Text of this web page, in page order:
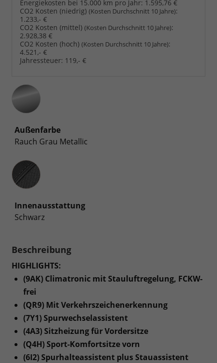
Energiekosten bei 15.000 km pro Jahr: 1.595,76 €
CO2 Kosten (niedrig) (Kosten Durchschnitt 10 Jahre):
1.233,- €
CO2 Kosten (mittel) (Kosten Durchschnitt 10 Jahre):
2.928,38 €
CO2 Kosten (hoch) (Kosten Durchschnitt 10 Jahre):
4.521,- €
Jahressteuer: 119,- €
Außenfarbe
Rauch Grau Metallic
Innenausstattung
Innenausstattung
Schwarz
Beschreibung
HIGHLIGHTS:
(9AK) Climatronic mit Stauluftregelung, FCKW-
frei
(QR9) Mit Verkehrszeichenerkennung
(7Y1) Spurwechselassistent
(4A3) Sitzheizung für Vordersitze
(Q4H) Sport-Komfortsitze vorn
(6I2) Spurhalteassistent plus Stauassistent